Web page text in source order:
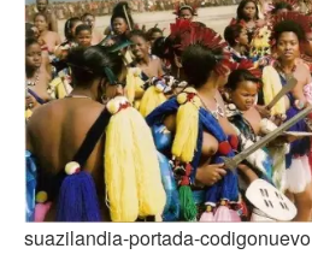
suazilandia-portada-codigonuevo